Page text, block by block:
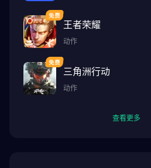
王者荣耀
动作
三角洲行动
动作
查看更多